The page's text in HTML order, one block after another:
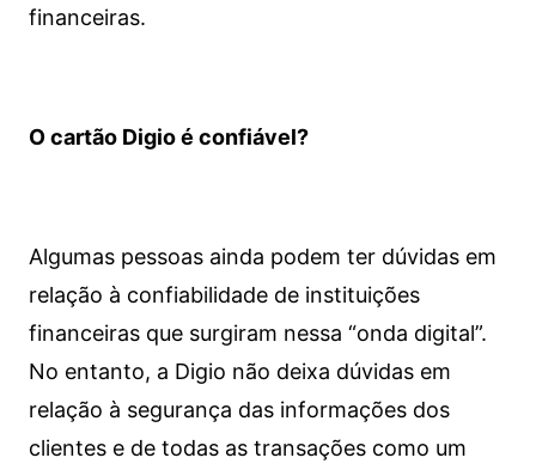
financeiras.
O cartão Digio é confiável?
Algumas pessoas ainda podem ter dúvidas em
relação à confiabilidade de instituições
financeiras que surgiram nessa “onda digital”.
No entanto, a Digio não deixa dúvidas em
relação à segurança das informações dos
clientes e de todas as transações como um